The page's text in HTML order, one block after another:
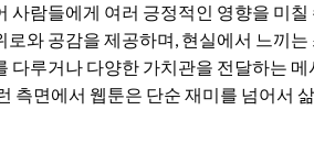
사람들에게 여러 긍정적인 영향을 미
로와 공감을 제공하며, 현실에서 느끼
다루거나 다양한 가치관을 전달하는
측면에서 웹툰은 단순 재미를 넘어서